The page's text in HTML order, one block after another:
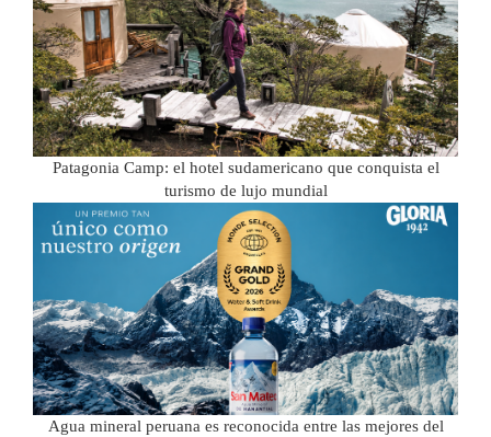
Patagonia Camp: el hotel sudamericano que conquista el
turismo de lujo mundial
Agua mineral peruana es reconocida entre las mejores del